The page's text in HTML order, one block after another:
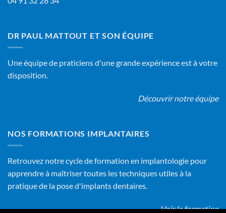
DR PAUL MATTOUT ET SON ÉQUIPE
Une équipe de praticiens d'une grande expérience est à votre
disposition.
Découvrir notre équipe
NOS FORMATIONS IMPLANTAIRES
Retrouvez notre cycle de formation en implantologie pour
apprendre à maîtriser toutes les techniques utiles à la
pratique de la pose d'implants dentaires.
Voir la formation